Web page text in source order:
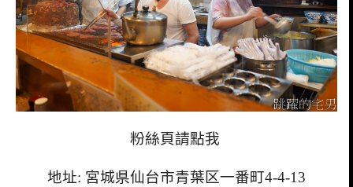
粉絲頁請點我
地址: 宮城県仙台市青葉区一番町4-4-13